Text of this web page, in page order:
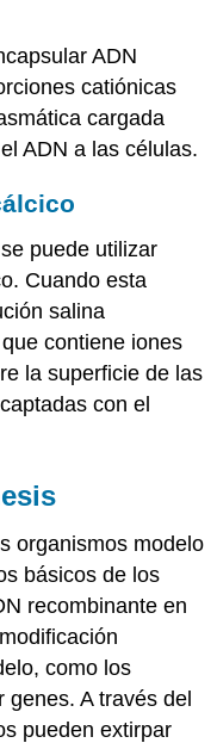
ADN
catiónicas
cargada
ADN a las células.
puede utilizar
Cuando esta
salina
contiene iones
la superficie de las
con el
organismos modelo
básicos de los
recombinante en
como los
genes. A través del
pueden extirpar